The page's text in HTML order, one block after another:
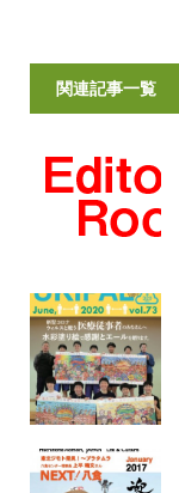
関連記事一覧